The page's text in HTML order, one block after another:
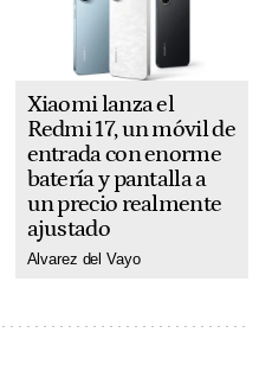
Xiaomi lanza el
Redmi 17, un móvil de
entrada con enorme
batería y pantalla a
un precio realmente
ajustado
Alvarez del Vayo